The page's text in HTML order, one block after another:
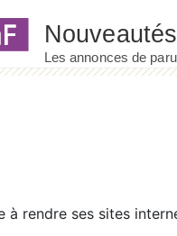
à rendre ses sites